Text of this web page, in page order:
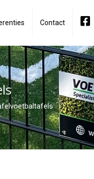
Contact